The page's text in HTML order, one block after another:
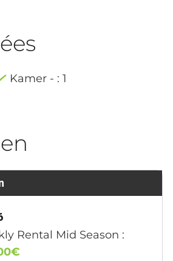
Kamer - : 1
Rental Mid Season :